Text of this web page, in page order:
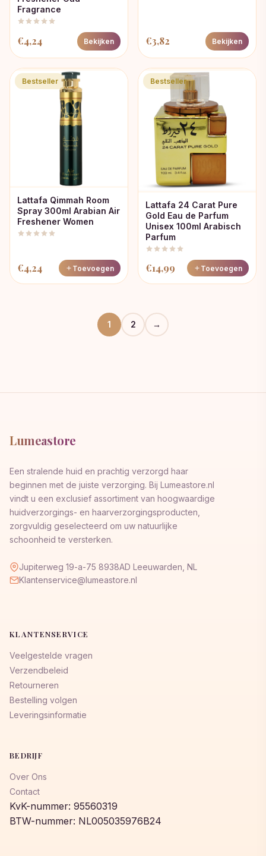
Fragrance
€4,24 Bekijken €3,82 Bekijken
Bestseller
Lattafa Qimmah Room
Spray 300ml Arabian Air
Freshener Women
€4,24 Toevoegen
Bestseller
Lattafa 24 Carat Pure
Gold Eau de Parfum
Unisex 100ml Arabisch
Parfum
€14,99 Toevoegen
1 2 →
Lumeastore
Een stralende huid en prachtig verzorgd haar
beginnen met de juiste verzorging. Bij Lumeastore.nl
vindt u een exclusief assortiment van hoogwaardige
huidverzorgings- en haarverzorgingsproducten,
zorgvuldig geselecteerd om uw natuurlijke
schoonheid te versterken.
Jupiterweg 19-a-75 8938AD Leeuwarden, NL
Klantenservice@lumeastore.nl
KLANTENSERVICE
Veelgestelde vragen
Verzendbeleid
Retourneren
Bestelling volgen
Leveringsinformatie
BEDRIJF
Over Ons
Contact
KvK-nummer: 95560319
BTW-nummer: NL005035976B24